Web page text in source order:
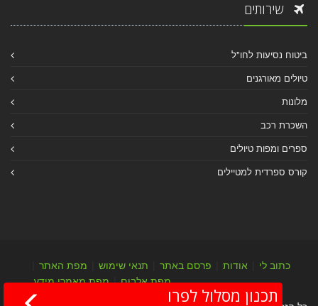
שירותים
ביטוח נסיעות לחו"ל
טיולים מאורגנים
מלונות
השכרת רכב
ספרים ומפות טיולים
קורס ספרדית למטיילים
כתוב לי אודות פרסם באתר תנאי שימוש מפת האתר
מפת אלבום|מפת מאמרי מידע
תכנון מסלול לפרו